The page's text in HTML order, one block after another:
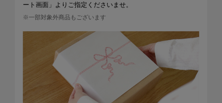
ート画面」よりご指定くださいませ。
※一部対象外商品もございます